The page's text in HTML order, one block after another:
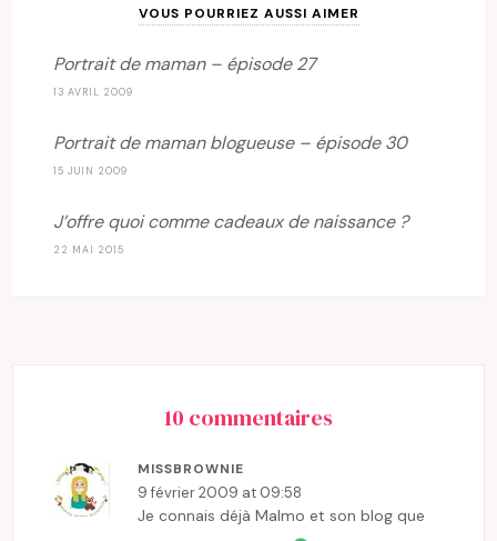
VOUS POURRIEZ AUSSI AIMER
Portrait de maman – épisode 27
13 AVRIL 2009
Portrait de maman blogueuse – épisode 30
15 JUIN 2009
J’offre quoi comme cadeaux de naissance ?
22 MAI 2015
10 commentaires
MISSBROWNIE
9 février 2009 at 09:58
Je connais déjà Malmo et son blog que